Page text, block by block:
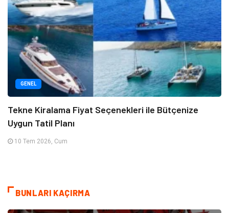
GENEL
Tekne Kiralama Fiyat Seçenekleri ile Bütçenize
Uygun Tatil Planı
10 Tem 2026, Cum
BUNLARI KAÇIRMA